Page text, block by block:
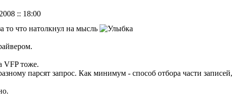
:: 18:00
то что натолкнул на мысль
VFP тоже.
парсят запрос. Как минимум - способ отбора части